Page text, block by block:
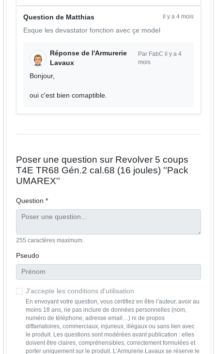
Question de Matthias il y a 4 mois
Esque les devastator fonction avec çe model
Réponse de l'Armurerie
Lavaux
Par FabC il y a 4
mois
Bonjour,
oui c'est bien comaptible.
Poser une question sur Revolver 5 coups
T4E TR68 Gén.2 cal.68 (16 joules) ''Pack
UMAREX''
Question *
255 caractères maximum.
Pseudo
J'accepte les conditions d'utilisation
En envoyant votre question, vous certifiez en être l’auteur, avoir au
moins 18 ans, ne pas inclure de données personnelles (nom,
numéro de téléphone, adresse email…) ni de propos
diffamatoires, commerciaux, injurieux, illégaux ou sans lien avec
le produit. Les questions sont modérées avant publication : elles
doivent être claires, compréhensibles, correctement formulées et
porter uniquement sur le produit. L’Armurerie Lavaux se réserve le